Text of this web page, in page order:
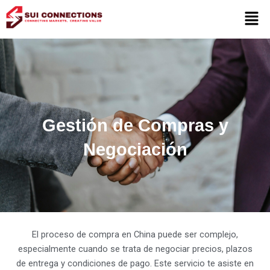
Gestión de Compras y
Negociación
El proceso de compra en China puede ser complejo,
especialmente cuando se trata de negociar precios, plazos
de entrega y condiciones de pago. Este servicio te asiste en